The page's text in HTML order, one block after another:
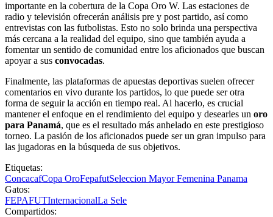
importante en la cobertura de la Copa Oro W. Las estaciones de
radio y televisión ofrecerán análisis pre y post partido, así como
entrevistas con las futbolistas. Esto no solo brinda una perspectiva
más cercana a la realidad del equipo, sino que también ayuda a
fomentar un sentido de comunidad entre los aficionados que buscan
apoyar a sus convocadas.
Finalmente, las plataformas de apuestas deportivas suelen ofrecer
comentarios en vivo durante los partidos, lo que puede ser otra
forma de seguir la acción en tiempo real. Al hacerlo, es crucial
mantener el enfoque en el rendimiento del equipo y desearles un oro
para Panamá, que es el resultado más anhelado en este prestigioso
torneo. La pasión de los aficionados puede ser un gran impulso para
las jugadoras en la búsqueda de sus objetivos.
Etiquetas:
ConcacafCopa OroFepafutSeleccion Mayor Femenina Panama
Gatos:
FEPAFUTInternacionalLa Sele
Compartidos: